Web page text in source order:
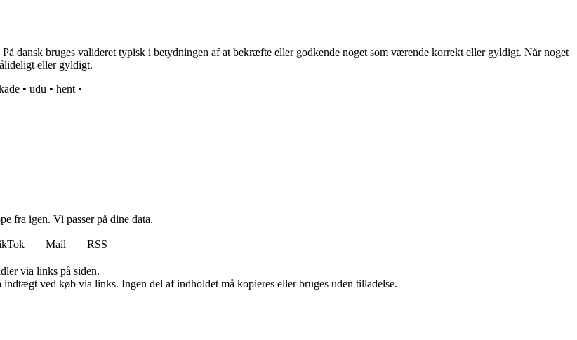
dansk bruges valideret typisk i betydningen af at bekræfte eller godkende noget som værende korrekt eller gyldigt. Når noget
eller gyldigt.
• udu • hent •
fra igen. Vi passer på dine data.
Mail
RSS
via links på siden.
ved køb via links. Ingen del af indholdet må kopieres eller bruges uden tilladelse.